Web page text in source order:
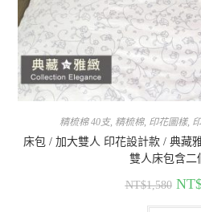
精梳棉 40支, 精梳棉, 印花圖樣,
床包 / 加大雙人 印花設計款 / 典藏
雙人床包含二
NT$1,580